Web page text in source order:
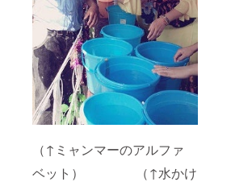
（↑ミャンマーのアルファ
ベット） （↑水かけ